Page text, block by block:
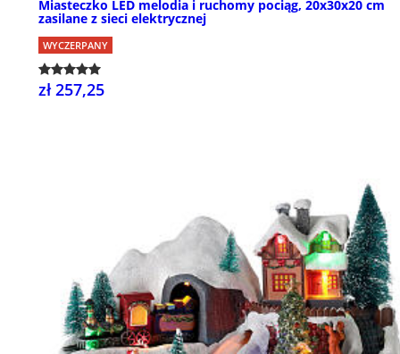
Miasteczko LED melodia i ruchomy pociąg, 20x30x20 cm
zasilane z sieci elektrycznej
WYCZERPANY
zł 257,25